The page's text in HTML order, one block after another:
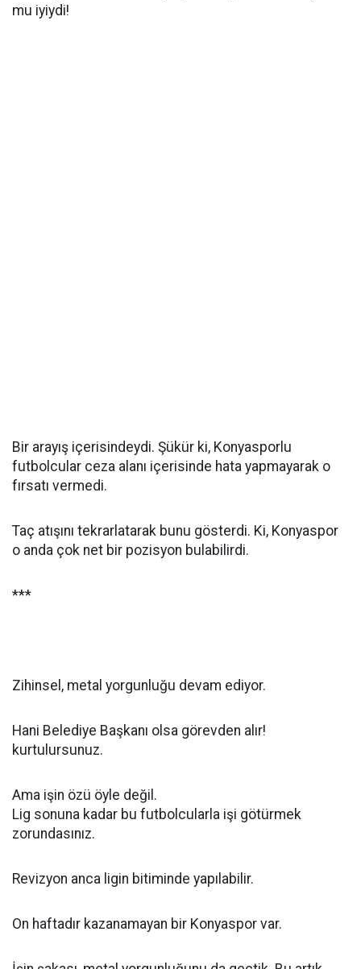
mu iyiydi!
Bir arayış içerisindeydi. Şükür ki, Konyasporlu
futbolcular ceza alanı içerisinde hata yapmayarak o
fırsatı vermedi.
Taç atışını tekrarlatarak bunu gösterdi. Ki, Konyaspor
o anda çok net bir pozisyon bulabilirdi.
***
Zihinsel, metal yorgunluğu devam ediyor.
Hani Belediye Başkanı olsa görevden alır!
kurtulursunuz.
Ama işin özü öyle değil.
Lig sonuna kadar bu futbolcularla işi götürmek
zorundasınız.
Revizyon anca ligin bitiminde yapılabilir.
On haftadır kazanamayan bir Konyaspor var.